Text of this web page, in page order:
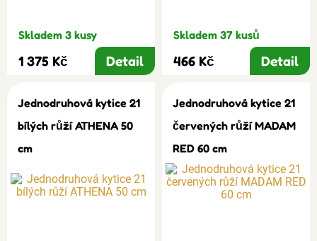
Skladem 3 kusy
1 375 Kč Detail
Skladem 37 kusů
466 Kč Detail
Jednodruhová kytice 21
bílých růží ATHENA 50
cm
Jednodruhová kytice 21
červených růží MADAM
RED 60 cm